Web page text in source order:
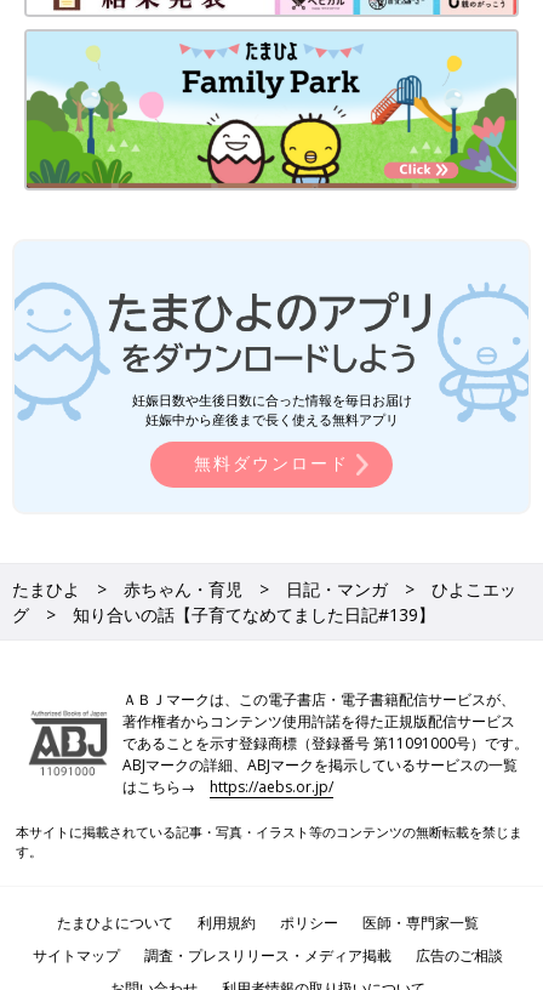
妊娠日数や生後日数に合った情報を毎日お届け
妊娠中から産後まで長く使える無料アプリ
無料ダウンロード
たまひよ 赤ちゃん・育児 日記・マンガ
ひよこエッ
グ
知り合いの話【子育てなめてました日記#139】
ＡＢＪマークは、この電子書店・電子書籍配信サービスが、
著作権者からコンテンツ使用許諾を得た正規版配信サービス
であることを示す登録商標（登録番号 第11091000号）です。
ABJマークの詳細、ABJマークを掲示しているサービスの一覧
はこちら→https://aebs.or.jp/
本サイトに掲載されている記事・写真・イラスト等のコンテンツの無断転載を禁じま
す。
たまひよについて 利用規約 ポリシー
医師・専門家一覧
サイトマップ
調査・プレスリリース・メディア掲載
広告のご相談